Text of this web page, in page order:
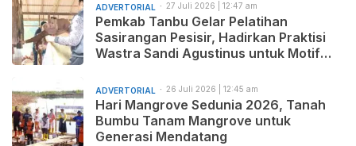
ADVERTORIAL 27 Juli 2026 | 12:47 am
Pemkab Tanbu Gelar Pelatihan
Sasirangan Pesisir, Hadirkan Praktisi
Wastra Sandi Agustinus untuk Motif
ADVERTORIAL 26 Juli 2026 | 12:45 am
Hari Mangrove Sedunia 2026, Tanah
Bumbu Tanam Mangrove untuk
Generasi Mendatang